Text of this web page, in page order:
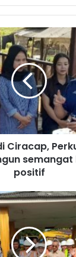
Ciracap,
positif